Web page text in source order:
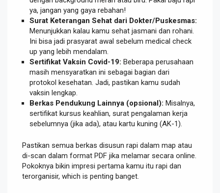
ya, jangan yang gaya rebahan!
Surat Keterangan Sehat dari Dokter/Puskesmas:
Menunjukkan kalau kamu sehat jasmani dan rohani.
Ini bisa jadi prasyarat awal sebelum medical check
up yang lebih mendalam.
Sertifikat Vaksin Covid-19: Beberapa perusahaan
masih mensyaratkan ini sebagai bagian dari
protokol kesehatan. Jadi, pastikan kamu sudah
vaksin lengkap.
Berkas Pendukung Lainnya (opsional): Misalnya,
sertifikat kursus keahlian, surat pengalaman kerja
sebelumnya (jika ada), atau kartu kuning (AK-1).
Pastikan semua berkas disusun rapi dalam map atau
di-scan dalam format PDF jika melamar secara online.
Pokoknya bikin impresi pertama kamu itu rapi dan
terorganisir, which is penting banget.